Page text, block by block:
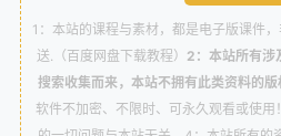
1：本站的课程与素材，都是电子版课件
送.（百度网盘下载教程） 2：本站所有涉
搜索收集而来，本站不拥有此类资料的版
软件不加密、不限时、可永久观看或使